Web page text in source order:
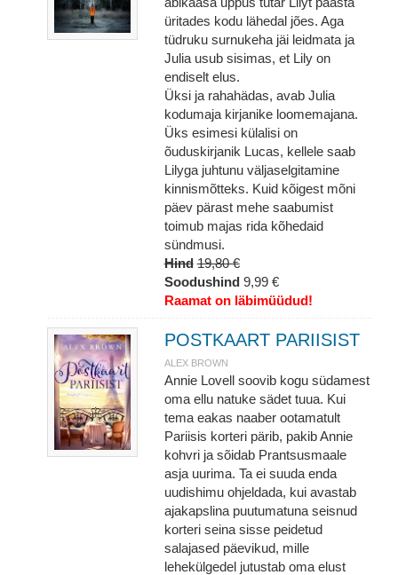
üritades kodu lähedal jões. Aga
tüdruku surnukeha jäi leidmata ja
Julia usub sisimas, et Lily on
endiselt elus.
Üksi ja rahahädas, avab Julia
kodumaja kirjanike loomemajana.
Üks esimesi külalisi on
õuduskirjanik Lucas, kellele saab
Lilyga juhtunu väljaselgitamine
kinnismõtteks. Kuid kõigest mõni
päev pärast mehe saabumist
toimub majas rida kõhedaid
sündmusi.
Hind 19,80 €
Soodushind 9,99 €
Raamat on läbimüüdud!
POSTKAART PARIISIST
ALEX BROWN
Annie Lovell soovib kogu südamest
oma ellu natuke sädet tuua. Kui
tema eakas naaber ootamatult
Pariisis korteri pärib, pakib Annie
kohvri ja sõidab Prantsusmaale
asja uurima. Ta ei suuda enda
uudishimu ohjeldada, kui avastab
ajakapslina puutumatuna seisnud
korteri seina sisse peidetud
salajased päevikud, mille
lehekülgedel jutustab oma elust